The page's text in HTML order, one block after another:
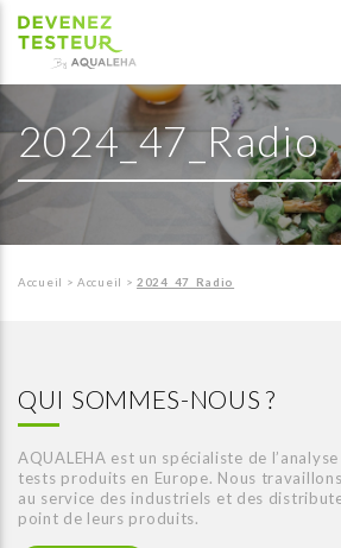
2024_47_Radio
Accueil >Accueil >2024_47_Radio
QUI SOMMES-NOUS ?
AQUALEHA est un spécialiste de
tests produits en Europe. Nous
au service des industriels et des
point de leurs produits.